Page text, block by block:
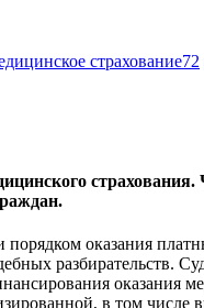
страхование72
оказания
в том